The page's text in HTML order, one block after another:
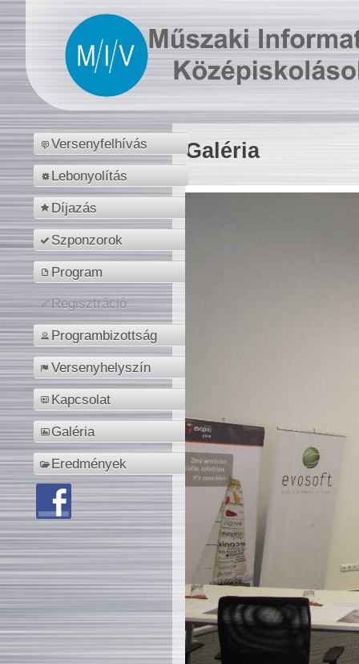
Versenyfelhívás
Lebonyolítás
Díjazás
Szponzorok
Program
Regisztráció
Programbizottság
Versenyhelyszín
Kapcsolat
Galéria
Eredmények
Galéria